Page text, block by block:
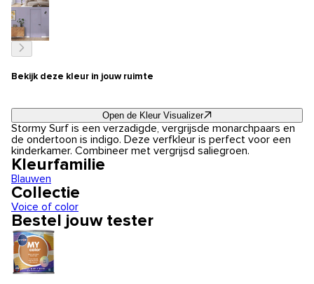
Bekijk deze kleur in jouw ruimte
Open de Kleur Visualizer
Stormy Surf is een verzadigde, vergrijsde monarchpaars en
de ondertoon is indigo. Deze verfkleur is perfect voor een
kinderkamer. Combineer met vergrijsd saliegroen.
Kleurfamilie
Blauwen
Collectie
Voice of color
Bestel jouw tester